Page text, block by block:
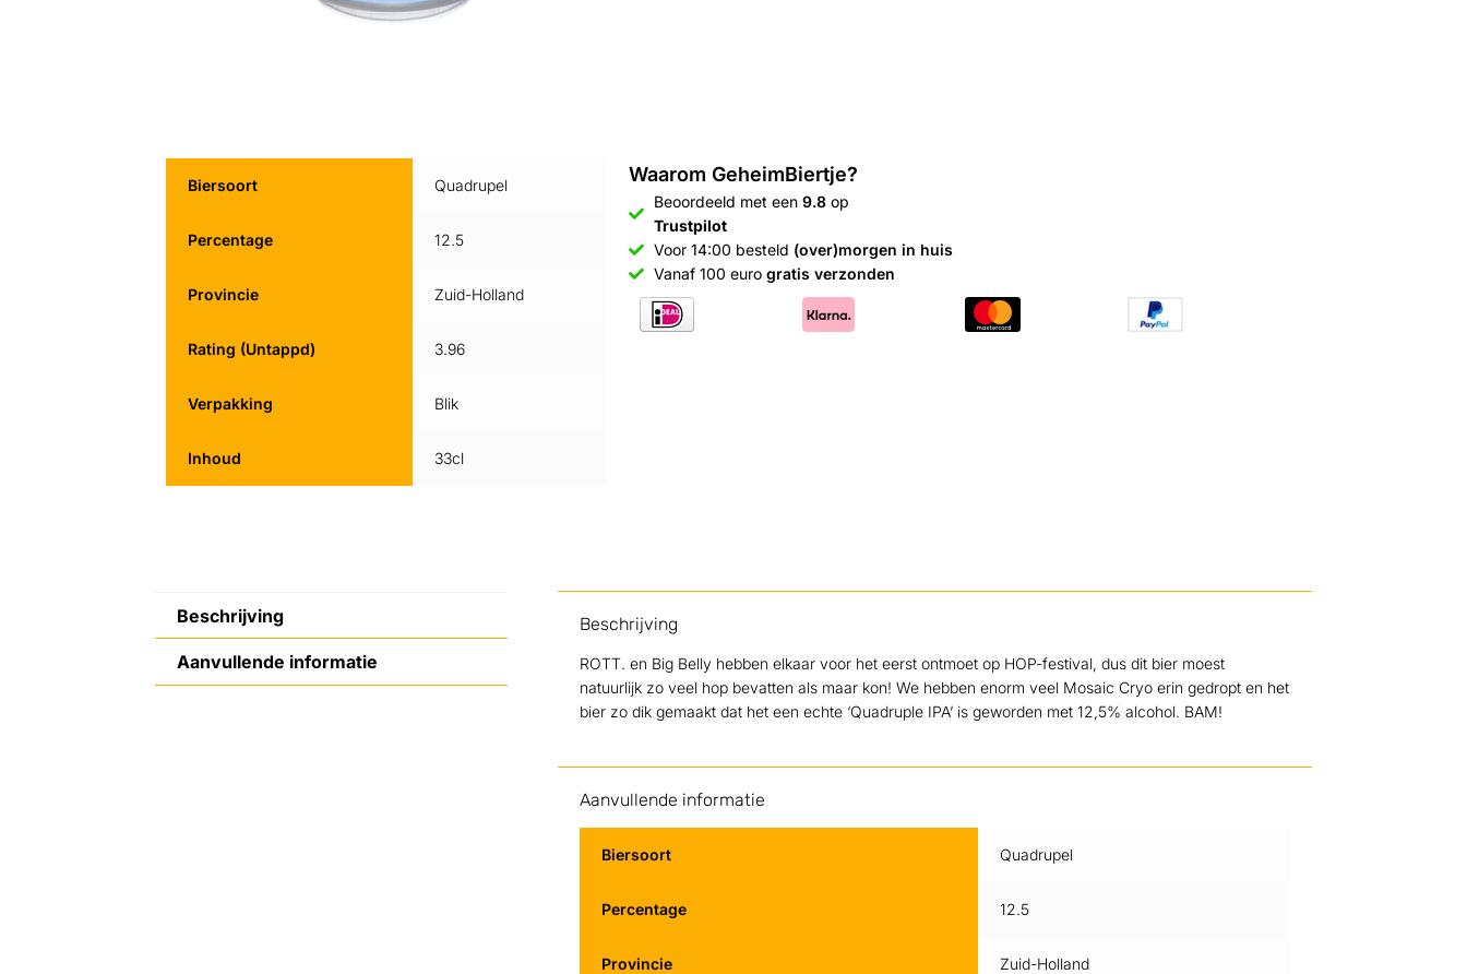
Biersoort Quadrupel
Percentage 12.5
Provincie Zuid-Holland
Rating (Untappd) 3.96
Verpakking Blik
Inhoud 33cl
Waarom GeheimBiertje?
Beoordeeld met een 9.8op
Trustpilot
Voor 14:00 besteld (over)morgen in huis
Vanaf 100 euro gratis verzonden
Beschrijving
Aanvullende informatie
Beschrijving
ROTT. en Big Belly hebben elkaar voor het eerst ontmoet op HOP-festival, dus dit bier moest
natuurlijk zo veel hop bevatten als maar kon! We hebben enorm veel Mosaic Cryo erin gedropt en het
bier zo dik gemaakt dat het een echte ‘Quadruple IPA’ is geworden met 12,5% alcohol. BAM!
Aanvullende informatie
Biersoort Quadrupel
Percentage 12.5
Provincie Zuid-Holland